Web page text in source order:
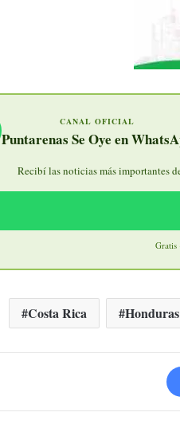
CANAL OFICIAL
Puntarenas Se Oye en
Recibí las noticias más importantes
Gratis
Costa Rica Honduras